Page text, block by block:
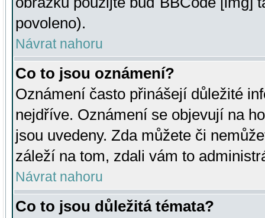
povoleno).
Návrat nahoru
Co to jsou oznámení?
Oznámení často přinášejí důležité
nejdříve. Oznámení se objevují na
jsou uvedeny. Zda můžete či
záleží na tom, zdali vám to
Návrat nahoru
Co to jsou důležitá témata?